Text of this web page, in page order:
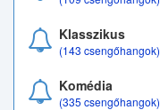
Klasszikus
(143 csengőhangok)
Komédia
(335 csengőhangok)